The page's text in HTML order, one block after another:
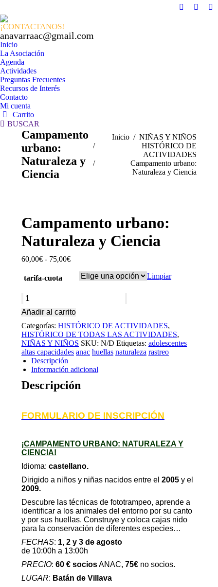
Facebook
X
¡CONTACTANOS!
anavarraac@gmail.com
Inicio
La Asociación
Agenda
Actividades
Preguntas Frecuentes
Recursos de Interés
Contacto
Mi cuenta
Carrito
Buscar:
BUSCAR
Campamento
urbano:
Naturaleza y
Ciencia
Estás aquí:
Inicio
NIÑAS Y NIÑOS
HISTÓRICO DE
ACTIVIDADES
Campamento urbano:
Naturaleza y Ciencia
Campamento urbano:
Naturaleza y Ciencia
60,00€ - 75,00€
precios:
75,00€
tarifa-cuota Limpiar
Campamento
Naturaleza
y
Ciencia
cantidad
Añadir al carrito
Categorías: HISTÓRICO DE ACTIVIDADES,
HISTÓRICO DE TODAS LAS ACTIVIDADES,
NIÑAS Y NIÑOS SKU: N/D Etiquetas: adolescentes
altas capacidades anac huellas naturaleza rastreo
Descripción
Información adicional
Descripción
FORMULARIO DE INSCRIPCIÓN
¡CAMPAMENTO URBANO: NATURALEZA Y
CIENCIA!
Idioma: castellano.
Dirigido a niños y niñas nacidos entre el 2005 y el
2009.
Descubre las técnicas de fototrampeo, aprende a
identificar a los animales del entorno por su canto
y por sus huellas. Construye y coloca cajas nido
para la conservación de diferentes especies…
FECHAS: 1, 2 y 3 de agosto
de 10:00h a 13:00h
PRECIO: 60 € sociosANAC, 75€ no socios.
LUGAR: Batán de Villava